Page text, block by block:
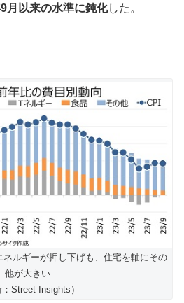
月以来の水準に鈍化した。
ルギーが押し下げも、住宅を軸にその
他が大きい
：Street Insights）